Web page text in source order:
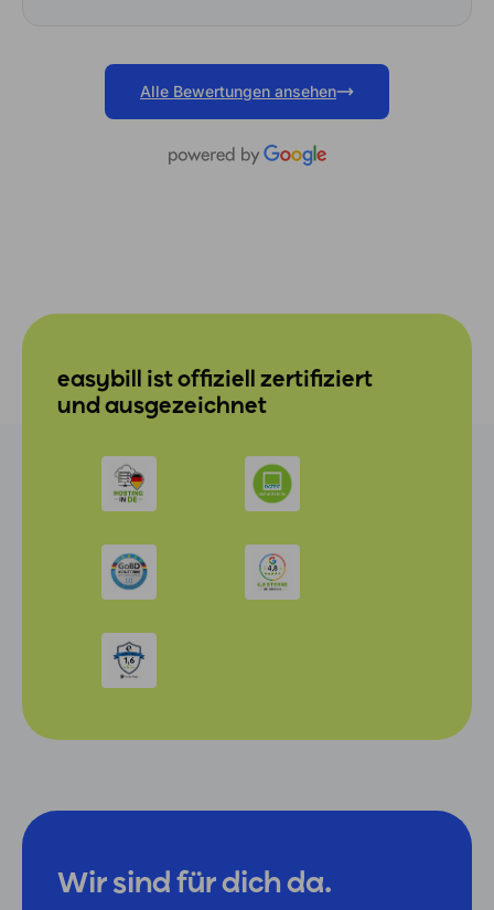
Alle Bewertungen ansehen
easybill ist offiziell zertifiziert
und ausgezeichnet
Wir sind für dich da.